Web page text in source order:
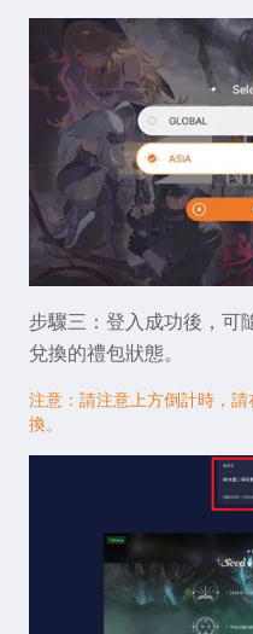
步驟三：登入成功後，可
兌換的禮包狀態。
注意：請注意上方倒計時，
換。